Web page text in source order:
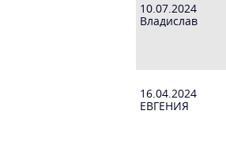
10.07.2024
Владислав
16.04.2024
ЕВГЕНИЯ